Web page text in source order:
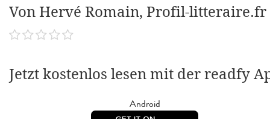
Von Hervé Romain, Profil-litteraire.fr
Jetzt kostenlos lesen mit der readfy
Android